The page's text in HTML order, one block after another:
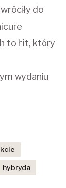
do
to hit, który
wydaniu
hybryda